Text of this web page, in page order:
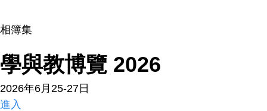
相簿集
學與教博覽 2026
2026年6月25-27日
進入